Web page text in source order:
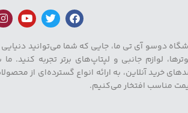
دوسو آی تی ما، جایی که شما می‌توانید دنیایی
لوازم جانبی و لپتاپ‌های برتر تجربه کنید. ما
خرید آنلاین، به ارائه انواع گسترده‌ای از
مناسب افتخار می‌کنیم.